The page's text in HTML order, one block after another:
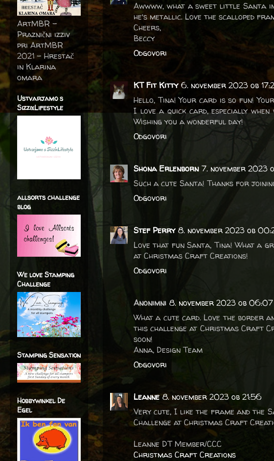
Awwww, what a sweet little Santa
he's metallic. Love the scalloped
Cheers,
Beccy
Odgovori
KT Fit Kitty 6. november 2023 ob
Hello, Tina! Your card is so fun!
I love a quick card, especially
Wishing you a wonderful day!
Odgovori
Shona Erlenborn 7. november 2023
Such a cute Santa! Thanks for
Odgovori
Stef Perry 8. november 2023 ob
Love that fun Santa, Tina! What a
at Christmas Craft Creations!
Odgovori
Anonimni 8. november 2023 ob 06:07
What a cute card. Love the border
this challenge at Christmas Craft
soon!
Anna, Design Team
Odgovori
Leanne 8. november 2023 ob 21:56
Very cute, I like the frame and the
Challenge at Christmas Craft
Leanne DT Member/CCC
Christmas Craft Creations
ArtMBR -
Praznični izziv
pri ArtMBR
2021 – Hrestač
in Klarina
omara
Ustvarjamo s
SizzixLifestyle
allsorts challenge
blog
We love Stamping
Challenge
Stamping Sensation
Hobbywinkel De
Egel